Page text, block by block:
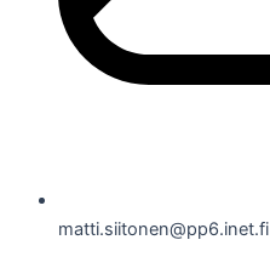
matti.siitonen@pp6.inet.fi